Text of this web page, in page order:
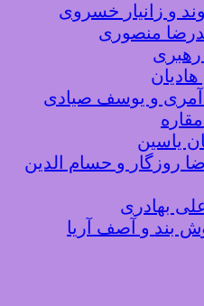
و زانیار خسروی
منصوری
رهبری
آمری و یوسف صیادی
یاسین
روزگار و حسام الدین
بهادری
بند و آصف آریا